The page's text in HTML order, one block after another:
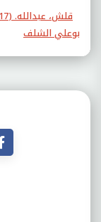
قلش، عبدالله. (2017).
بوعلي الشلف